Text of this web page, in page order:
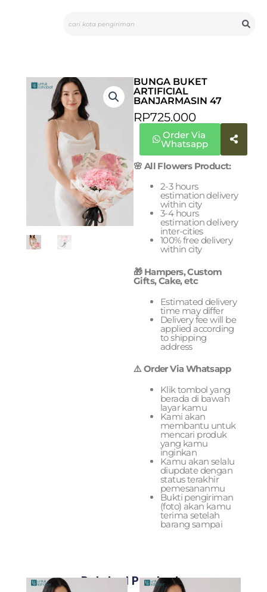
BUNGA BUKET
ARTIFICIAL
BANJARMASIN 47
RP725.000
Order Via
Whatsapp
🌸 All Flowers Product:
2-3 hours
estimation delivery
within city
3-4 hours
estimation delivery
inter-cities
100% free delivery
within city
🎁 Hampers, Custom
Gifts, Cake, etc
Estimated delivery
time may differ
Delivery fee will be
applied according
to shipping
address
⚠️ Order Via Whatsapp
Klik tombol yang
berada di bawah
layar kamu
Kami akan
membantu untuk
mencari produk
yang kamu
inginkan
Kamu akan selalu
diupdate dengan
status terakhir
pemesananmu
Bukti pengiriman
(foto) akan kamu
terima setelah
barang sampai
Related Products